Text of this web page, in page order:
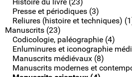
Presse et périodiques (3)
Reliures (histoire et techniques)
Manuscrits (23)
Codicologie, paléographie (4)
Enluminures et iconographie
Manuscrits médiévaux (8)
Manuscrits modernes et